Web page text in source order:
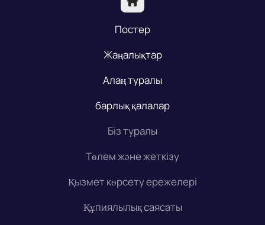
Постер
Жаңалықтар
Алаң туралы
барлық қалалар
Біз туралы
Төлем және жеткізу
Қызмет көрсету ережелері
Құпиялылық саясаты